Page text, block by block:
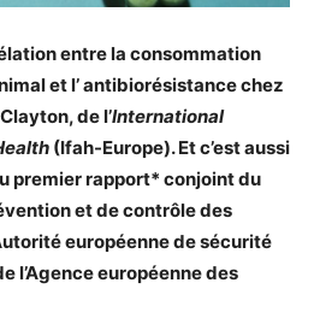
entre la consommation
et l’ antibiorésistance chez
de l’International
(Ifah-Europe). Et c’est aussi
premier rapport* conjoint du
et de contrôle des
européenne de sécurité
l’Agence européenne des